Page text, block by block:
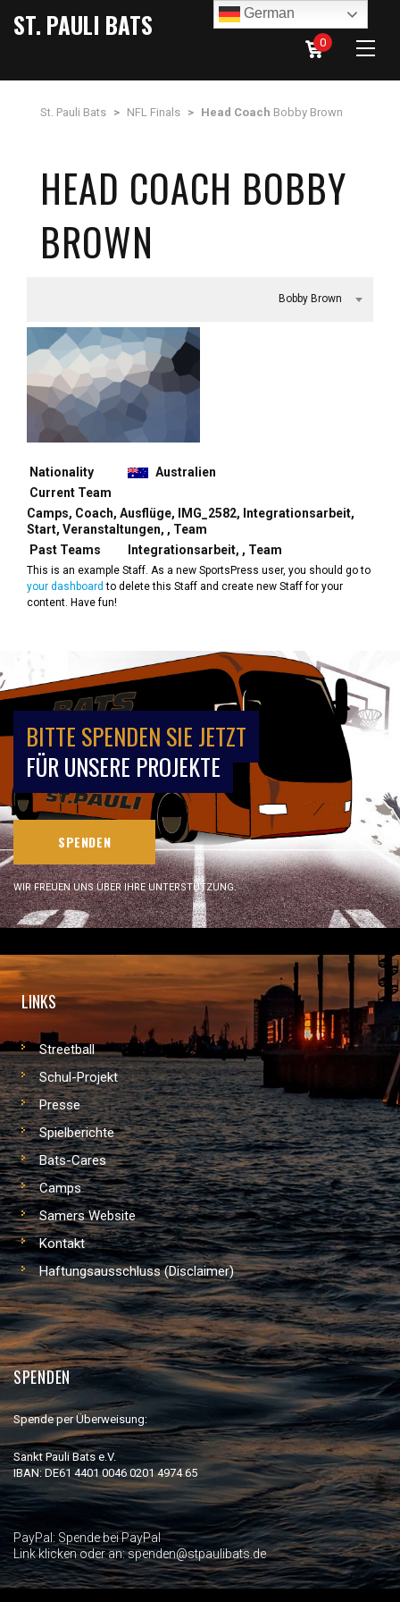
ST. PAULI BATS
0
St. Pauli Bats > NFL Finals > Head Coach Bobby Brown
HEAD COACH BOBBY
BROWN
Bobby Brown
Nationality
Australien
Current Team
Camps, Coach, Ausflüge, IMG_2582, Integrationsarbeit,
Start, Veranstaltungen, , Team
Past Teams
Integrationsarbeit, , Team
This is an example Staff. As a new SportsPress user, you should go to
your dashboard to delete this Staff and create new Staff for your
content. Have fun!
BITTE SPENDEN SIE JETZT
FÜR UNSERE PROJEKTE
SPENDEN
WIR FREUEN UNS ÜBER IHRE UNTERSTÜTZUNG.
LINKS
Streetball
Schul-Projekt
Presse
Spielberichte
Bats-Cares
Camps
Samers Website
Kontakt
Haftungsausschluss (Disclaimer)
SPENDEN
Spende per Überweisung:
Sankt Pauli Bats e.V.
IBAN: DE61 4401 0046 0201 4974 65
PayPal: Spende bei PayPal
Link klicken oder an: spenden@stpaulibats.de
German